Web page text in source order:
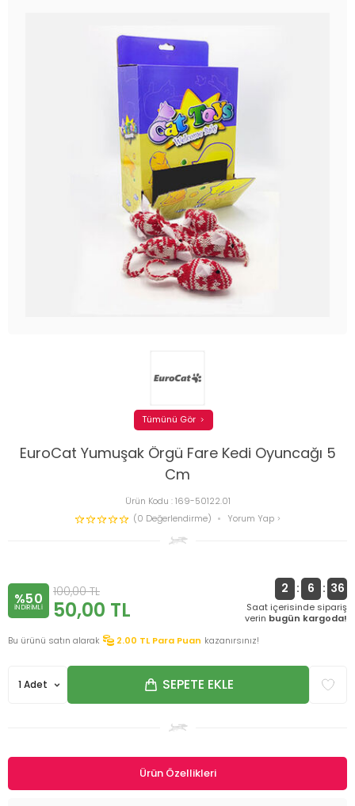
EuroCat Yumuşak Örgü Fare Kedi Oyuncağı 5
Cm
Ürün Kodu :169-50122.01
(0 Değerlendirme)
Yorum Yap
Tümünü Gör
%50
INDIRIMLI
100,00TL
50,00 TL
2 : 6 : 36
Saat içerisinde sipariş
verin bugün kargoda!
Bu ürünü satın alarak
2.00 TL Para Puan kazanırsınız!
SEPETE EKLE
Ürün Özellikleri